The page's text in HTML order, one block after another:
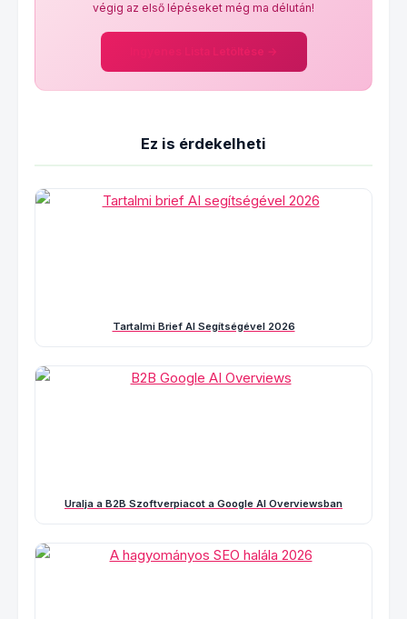
végig az első lépéseket még ma délután!
Ingyenes Lista Letöltése →
Ez is érdekelheti
Tartalmi Brief AI Segítségével 2026
Uralja a B2B Szoftverpiacot a Google AI Overviewsban